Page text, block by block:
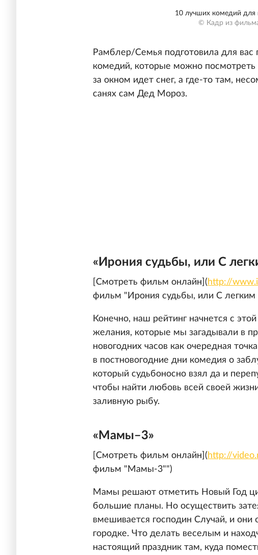
10 лучших комедий
© Кадр из
Рамблер/Семья подготовила для вас
комедий, которые можно посмотреть
за окном идет снег, а где-то там,
санях сам Дед Мороз.
«Ирония судьбы, или С
[Смотреть фильм онлайн](http://
фильм "Ирония судьбы, или С легким
Конечно, наш рейтинг начнется с
желания, которые мы загадывали в
новогодних часов как очередная
в постновогодние дни комедия о
который судьбоносно взял да и
чтобы найти любовь всей своей
заливную рыбу.
«Мамы–3»
[Смотреть фильм онлайн](http://
фильм "Мамы-3"")
Мамы решают отметить Новый Год
большие планы. Но осуществить
вмешивается господин Случай, и
городке. Что делать веселым и
настоящий праздник там, куда